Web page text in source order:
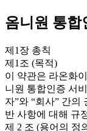
옴니원 통합
제1장 총칙
제1조 (목적)
이 약관은 라온화
니원 통합인증 서
자”와 “회사” 간의
반 사항에 대해 규
제 2 조 (용어의 정